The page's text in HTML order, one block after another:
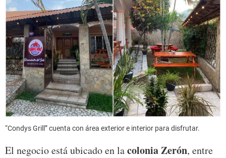
“Condys Grill” cuenta con área exterior e interior para disfrutar.
El negocio está ubicado en lacolonia Zerón, entre